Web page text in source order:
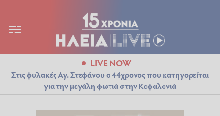
LIVE NOW
Στις φυλακές Αγ. Στεφάνου ο 44χρονος που κατηγορείται
για την μεγάλη φωτιά στην Κεφαλονιά